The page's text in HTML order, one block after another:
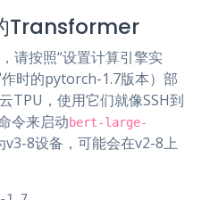
Transformer
请按照“设置计算引擎实
时的pytorch-1.7版本）部
TPU，使用它们就像SSH到
令来启动bert-large-
v3-8设备，可能会在v2-8上